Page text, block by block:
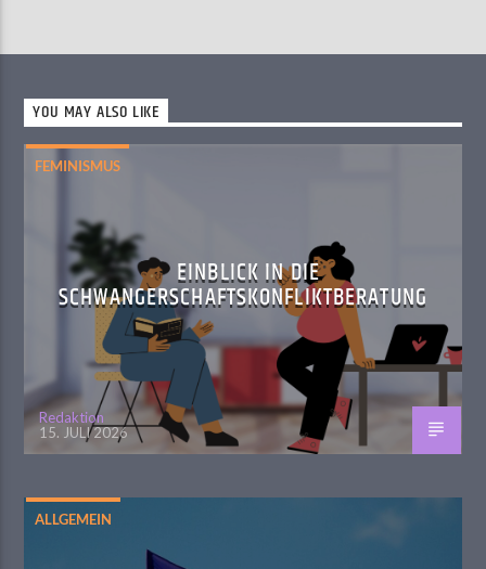
YOU MAY ALSO LIKE
FEMINISMUS
EINBLICK IN DIE
SCHWANGERSCHAFTSKONFLIKTBERATUNG
Redaktion
15. JULI 2026
ALLGEMEIN